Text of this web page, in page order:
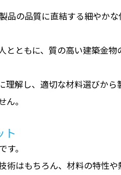
品の品質に直結する細やかな
ともに、質の高い建築金物
解し、適切な材料選びから
。
ト
。
はもちろん、材料の特性や